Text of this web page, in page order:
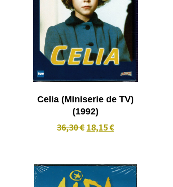
Celia (Miniserie de TV)
(1992)
36,30 € 18,15 €